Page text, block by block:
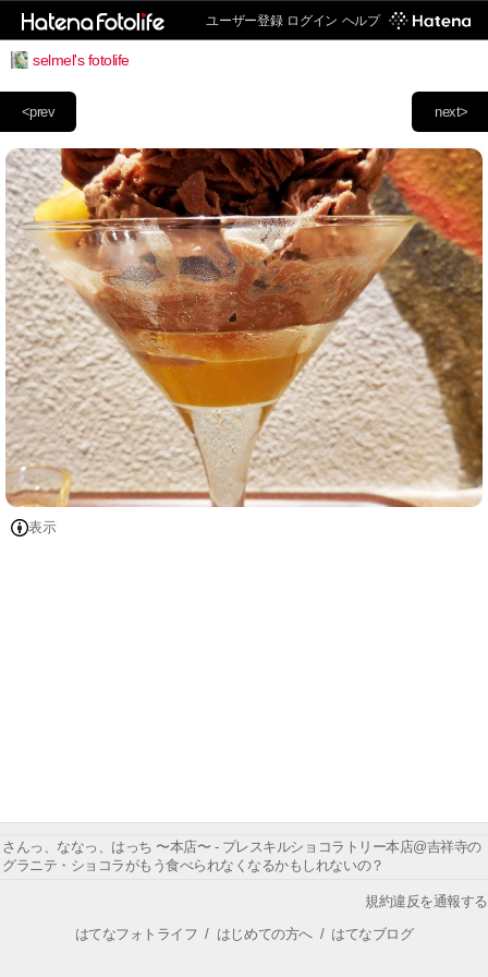
ユーザー登録 ログイン ヘルプ
selmel's fotolife
next>
<prev
表示
さんっ、ななっ、はっち 〜本店〜 - プレスキルショコラトリー本店@吉祥寺の
グラニテ・ショコラがもう食べられなくなるかもしれないの？
規約違反を通報する
はてなフォトライフ / はじめての方へ/ はてなブログ